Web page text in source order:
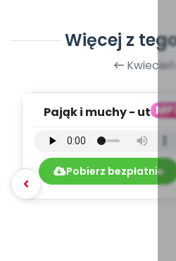
Więcej z
Kwiecień
Pająk i muchy - utwór
mp3)
Pobierz bezpłatnie